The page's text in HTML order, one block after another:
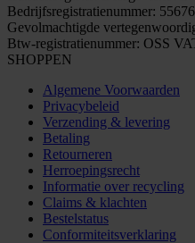
Bedrijfsregistratienummer:
Gevolmachtigde
Btw-registratienummer: OSS
SHOPPEN
Algemene Voorwaarden
Privacybeleid
Verzending & levering
Betaling
Retourneren
Herroepingsrecht
Informatie over recycling
Claims & klachten
Bestelstatus
Conformiteitsverklaring